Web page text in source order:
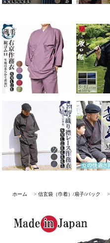
ホーム > 信玄袋（巾着）/扇子/バック >